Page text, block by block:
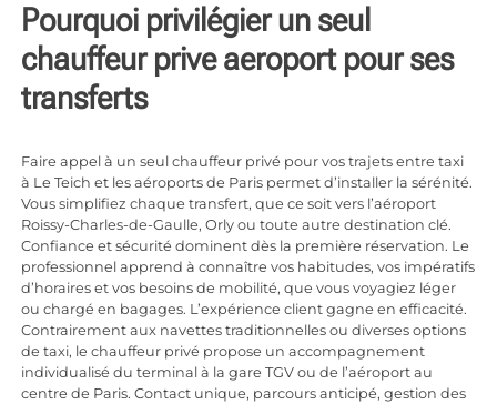
Pourquoi privilégier un seul
chauffeur prive aeroport pour ses
transferts
Faire appel à un seul chauffeur privé pour vos trajets entretaxi
à Le Teich et les aéroports de Paris permet d’installer la sérénité.
Vous simplifiez chaque transfert, que ce soit vers l’aéroport
Roissy-Charles-de-Gaulle, Orly ou toute autre destination clé.
Confiance et sécurité dominent dès la première réservation. Le
professionnel apprend à connaître vos habitudes, vos impératifs
d’horaires et vos besoins de mobilité, que vous voyagiez léger
ou chargé en bagages. L’expérience client gagne en efficacité.
Contrairement aux navettes traditionnelles ou diverses options
de taxi, le chauffeur privé propose un accompagnement
individualisé du terminal à la gare TGV ou de l’aéroport au
centre de Paris. Contact unique, parcours anticipé, gestion des